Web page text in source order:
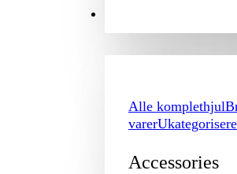
Alle komplethjul
varer
Accessories